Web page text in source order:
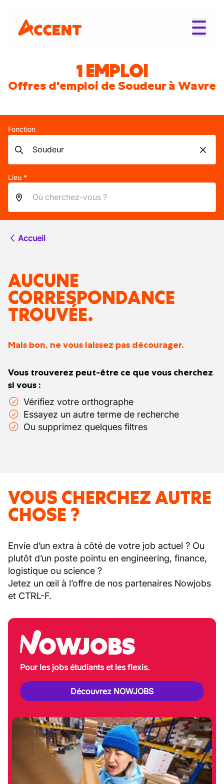
1 EMPLOI
Offres d'emploi de Soudeur à Wavre
Fonction
Lieu *
Accueil
AUCUNE
CORRESPONDANCE
TROUVÉE.
Mais bon, ne vous laissez pas décourager.
Vous trouverez peut-être ce que vous cherchez
si vous :
Vérifiez votre orthographe
Essayez un autre terme de recherche
Ou supprimez quelques filtres
VOUS CHERCHEZ AUTRE
CHOSE ?
Envie d’un extra à côté de votre job actuel ? Ou
plutôt d’un poste pointu en engineering, finance,
logistique ou science ?
Jetez un œil à l’offre de nos partenaires Nowjobs
et CTRL-F.
Pour les jobs étudiants et les flexis.
Découvrez NOWJOBS